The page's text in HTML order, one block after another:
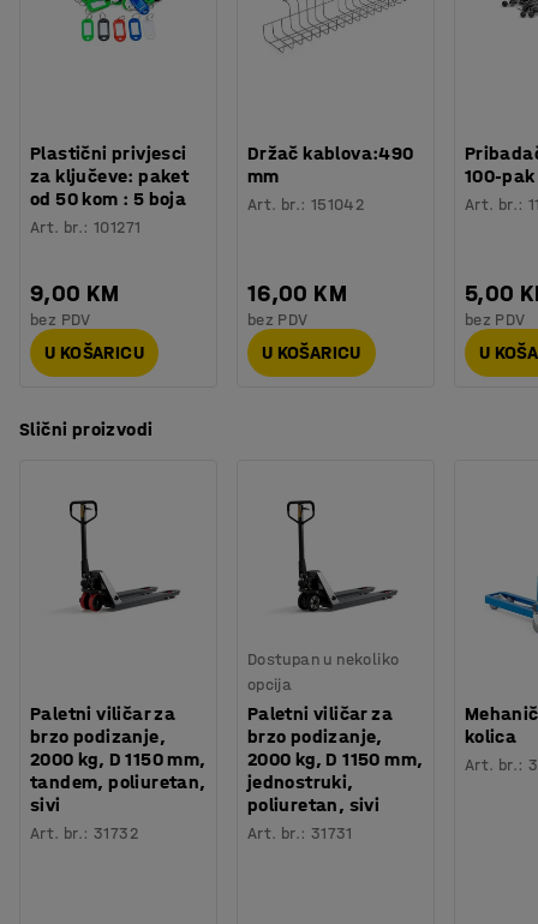
Plastični privjesci
za ključeve: paket
od 50 kom : 5 boja
Art. br.:101271
9,00 KM
bez PDV
U KOŠARICU
Držač kablova:490
mm
Art. br.: 151042
16,00 KM
bez PDV
U KOŠARICU
100-pak
Art. br.:
5,00
bez PDV
U
Slični proizvodi
Paletni viličar za
brzo podizanje,
2000 kg, D 1150 mm,
tandem, poliuretan,
sivi
Art. br.:31732
Dostupan u nekoliko
opcija
Paletni viličar za
brzo podizanje,
2000 kg, D 1150 mm,
jednostruki,
poliuretan, sivi
Art. br.: 31731
kolica
Art. br.: